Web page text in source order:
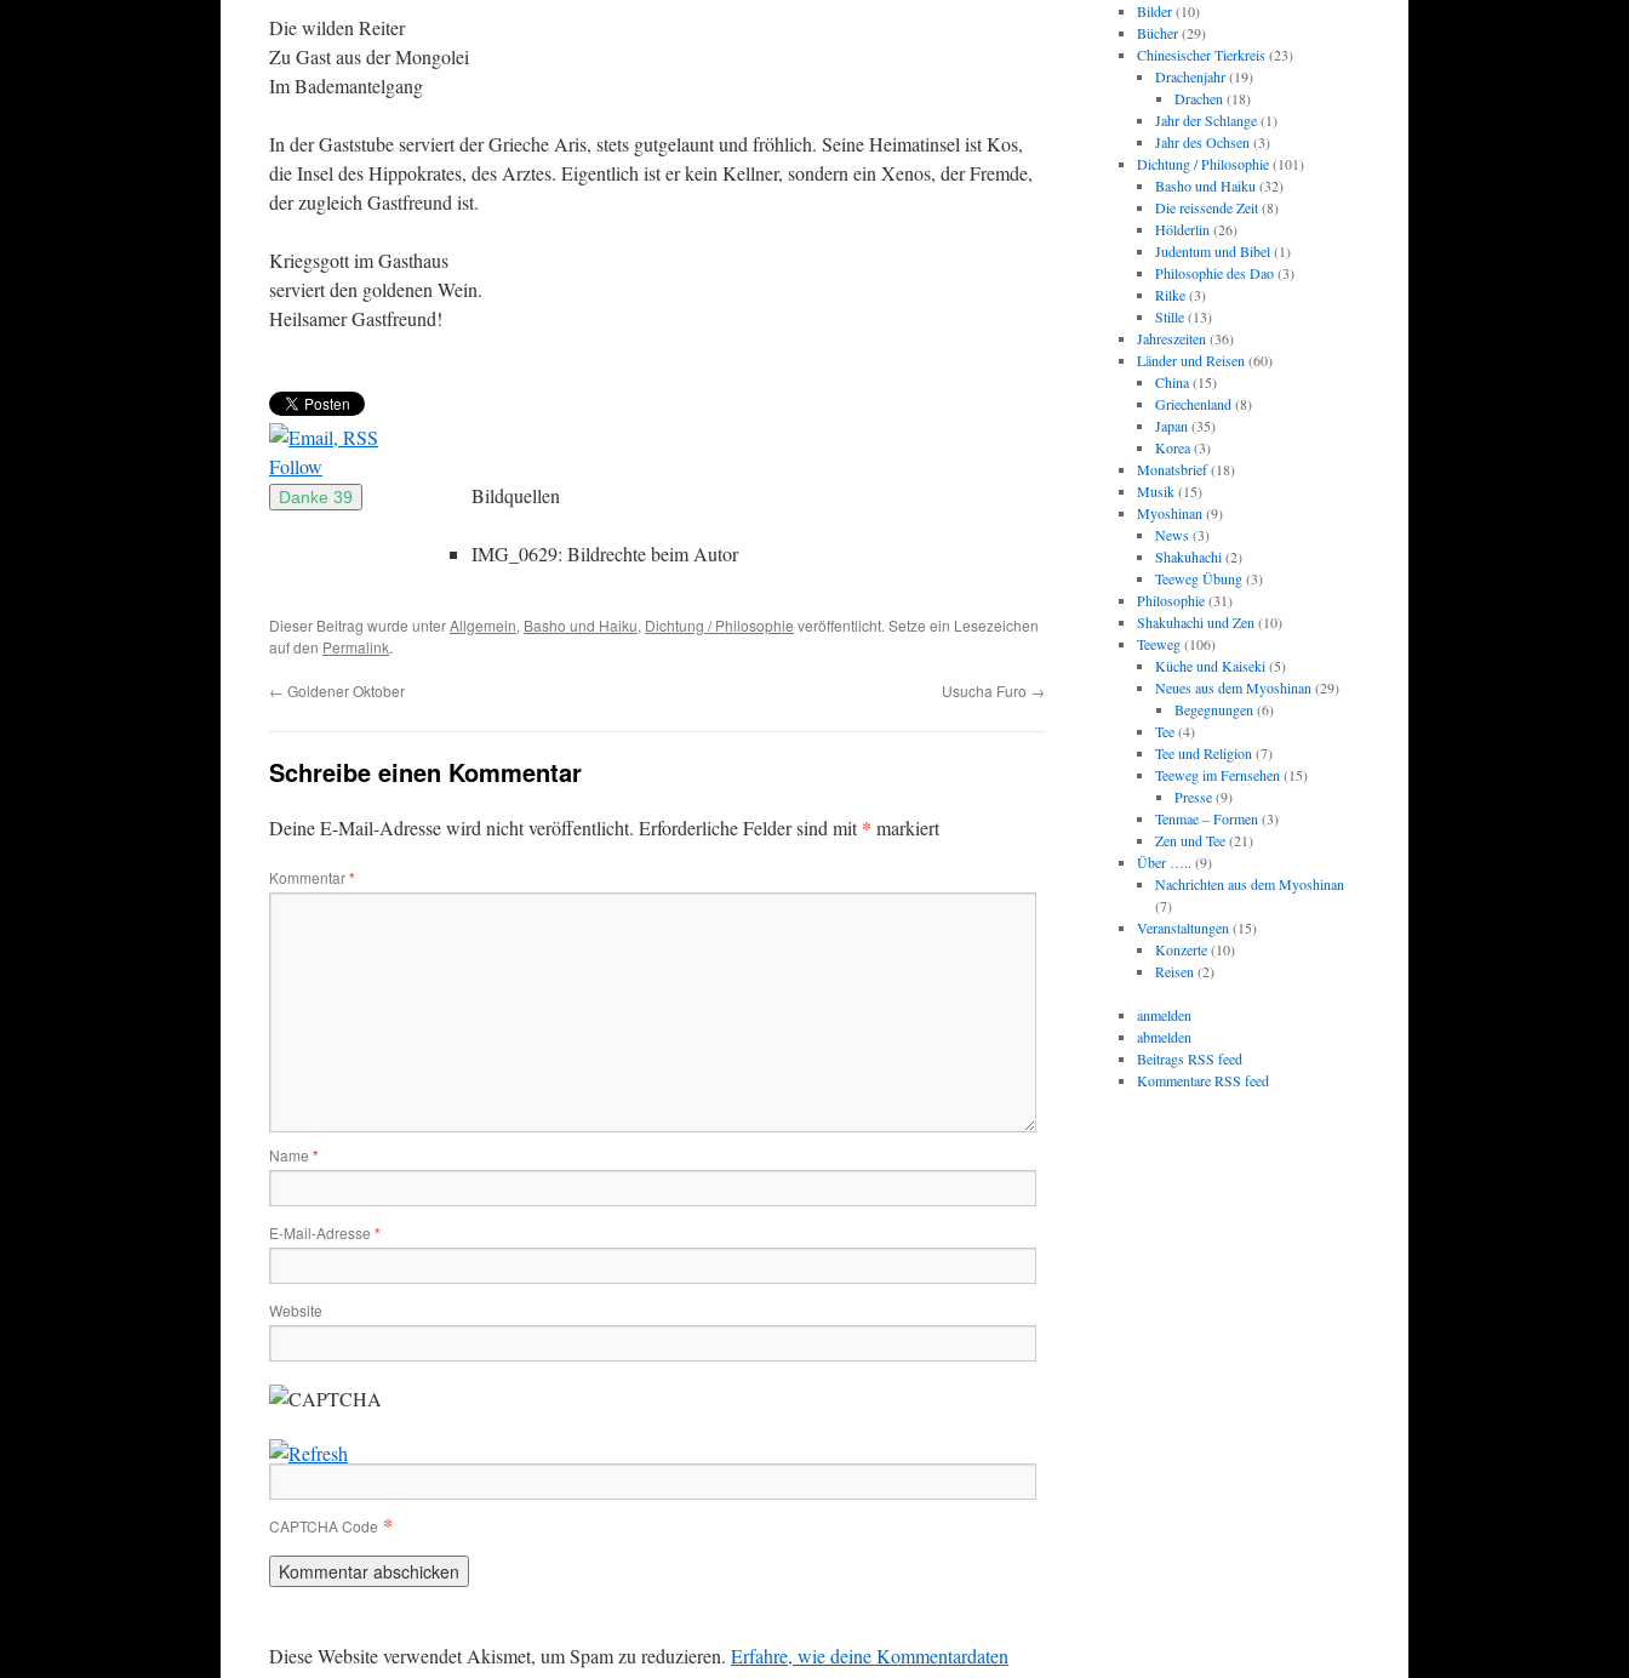
Die wilden Reiter
Zu Gast aus der Mongolei
Im Bademantelgang
In der Gaststube serviert der Grieche Aris, stets gutgelaunt und fröhlich. Seine Heimatinsel ist Kos,
die Insel des Hippokrates, des Arztes. Eigentlich ist er kein Kellner, sondern ein Xenos, der Fremde,
der zugleich Gastfreund ist.
Kriegsgott im Gasthaus
serviert den goldenen Wein.
Heilsamer Gastfreund!
Follow
Bildquellen
IMG_0629: Bildrechte beim Autor
Dieser Beitrag wurde unterAllgemein, Basho und Haiku, Dichtung / Philosophie veröffentlicht. Setze ein Lesezeichen
auf den Permalink.
← Goldener Oktober Usucha Furo →
Schreibe einen Kommentar
Deine E-Mail-Adresse wird nicht veröffentlicht. Erforderliche Felder sind mit* markiert
Kommentar*
Name *
E-Mail-Adresse *
Website
CAPTCHA Code *
Diese Website verwendet Akismet, um Spam zu reduzieren. Erfahre, wie deine Kommentardaten
Bilder(10)
Bücher(29)
Chinesischer Tierkreis(23)
Drachenjahr(19)
Drachen (18)
Jahr der Schlange(1)
Jahr des Ochsen (3)
Dichtung / Philosophie(101)
Basho und Haiku (32)
Die reissende Zeit(8)
Hölderlin (26)
Judentum und Bibel(1)
Philosophie des Dao(3)
Rilke(3)
Stille(13)
Jahreszeiten (36)
Länder und Reisen (60)
China(15)
Griechenland(8)
Japan (35)
Korea(3)
Monatsbrief(18)
Musik(15)
Myoshinan (9)
News(3)
Shakuhachi(2)
Teeweg Übung(3)
Philosophie(31)
Shakuhachi und Zen (10)
Teeweg(106)
Küche und Kaiseki(5)
Neues aus dem Myoshinan (29)
Begegnungen (6)
Tee(4)
Tee und Religion (7)
Teeweg im Fernsehen (15)
Presse(9)
Tenmae – Formen (3)
Zen und Tee(21)
Über ….. (9)
Nachrichten aus dem Myoshinan
(7)
Veranstaltungen (15)
Konzerte(10)
Reisen (2)
anmelden
abmelden
Beitrags RSS feed
Kommentare RSS feed